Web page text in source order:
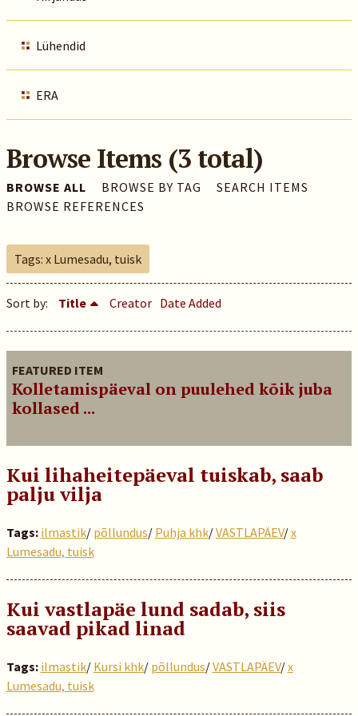
Lühendid
ERA
Browse Items (3 total)
BROWSE ALL BROWSE BY TAG
SEARCH ITEMS
BROWSE REFERENCES
Tags: x Lumesadu, tuisk
Sort by: Title Creator Date Added
FEATURED ITEM
Kolletamispäeval on puulehed kõik juba
kollased ...
Kui lihaheitepäeval tuiskab, saab
palju vilja
Tags: ilmastik/ põllundus/ Puhja khk/VASTLAPÄEV/x
Lumesadu, tuisk
Kui vastlapäe lund sadab, siis
saavad pikad linad
Tags: ilmastik/ Kursi khk/ põllundus/VASTLAPÄEV/x
Lumesadu, tuisk